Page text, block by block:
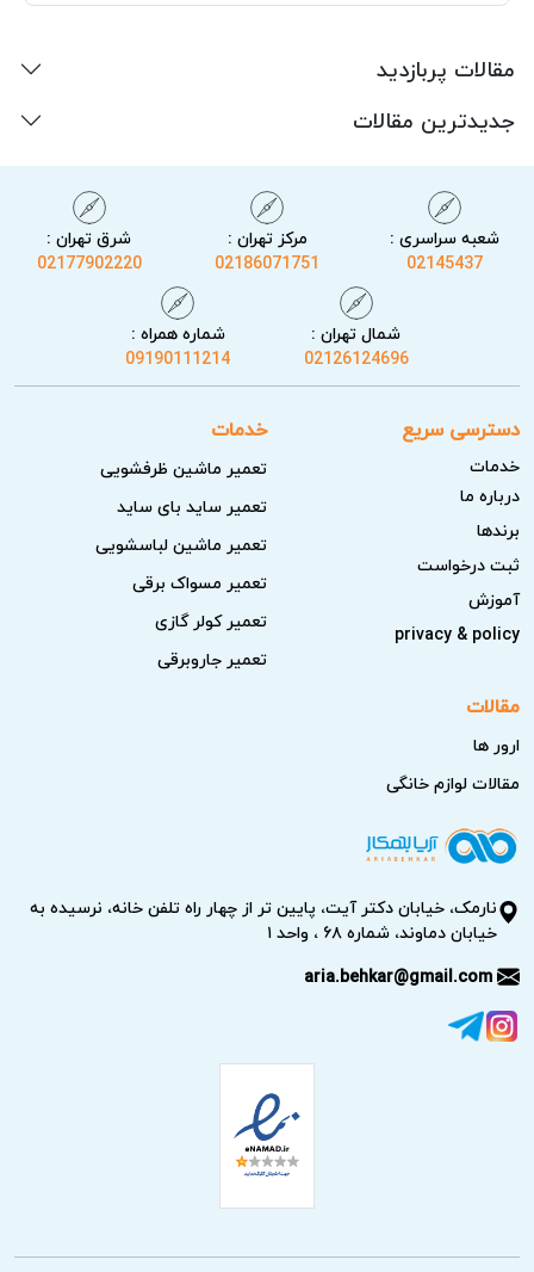
مقالات پربازدید
جدیدترین مقالات
شعبه سراسری :
02145437
مرکز تهران :
02186071751
شرق تهران :
02177902220
شمال تهران :
02126124696
شماره همراه :
09190111214
دسترسی سریع
خدمات
درباره ما
برندها
ثبت درخواست
آموزش
privacy & policy
خدمات
تعمیر ماشین ظرفشویی
تعمیر ساید بای ساید
تعمیر ماشین لباسشویی
تعمیر مسواک برقی
تعمیر کولر گازی
تعمیر جاروبرقی
مقالات
ارور ها
مقالات لوازم خانگی
نارمک، خیابان دکتر آیت، پایین تر از چهار راه تلفن خانه، نرسیده به
خیابان دماوند، شماره ۶۸ ، واحد ۱
aria.behkar@gmail.com